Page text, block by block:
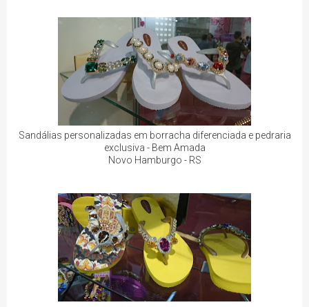
Sandálias personalizadas em borracha diferenciada e pedraria
exclusiva - Bem Amada
Novo Hamburgo - RS